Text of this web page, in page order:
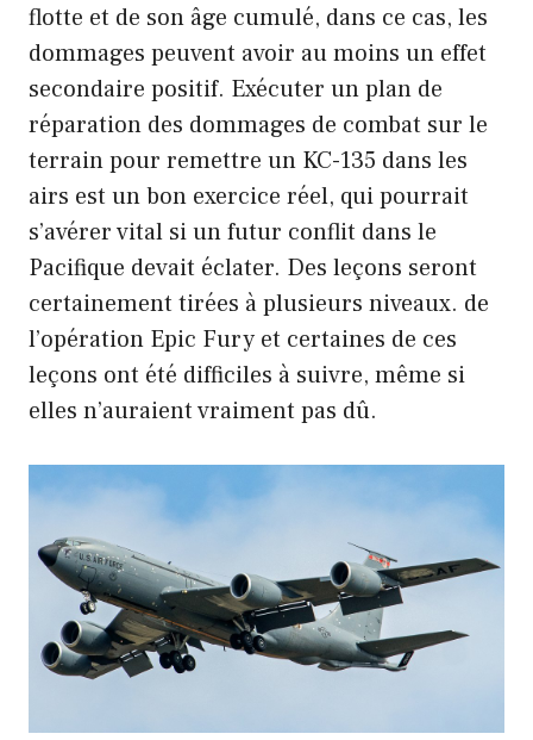
flotte et de son âge cumulé, dans ce cas, les
dommages peuvent avoir au moins un effet
secondaire positif. Exécuter un plan de
réparation des dommages de combat sur le
terrain pour remettre un KC-135 dans les
airs est un bon exercice réel, qui pourrait
s’avérer vital si un futur conflit dans le
Pacifique devait éclater. Des leçons seront
certainement tirées à plusieurs niveaux. de
l’opération Epic Fury et certaines de ces
leçons ont été difficiles à suivre, même si
elles n’auraient vraiment pas dû.